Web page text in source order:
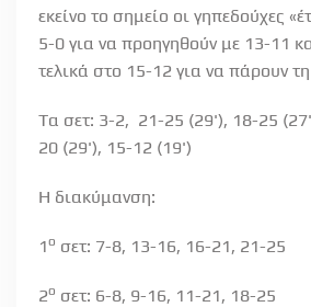
εκείνο το σημείο οι γηπεδούχες
5-0 για να προηγηθούν με 13-11
τελικά στο 15-12 για να πάρουν
Tα σετ: 3-2, 21-25 (29'), 18-25
20 (29'), 15-12 (19')
Η διακύμανση:
1ο σετ: 7-8, 13-16, 16-21, 21-25
2ο σετ: 6-8, 9-16, 11-21, 18-25